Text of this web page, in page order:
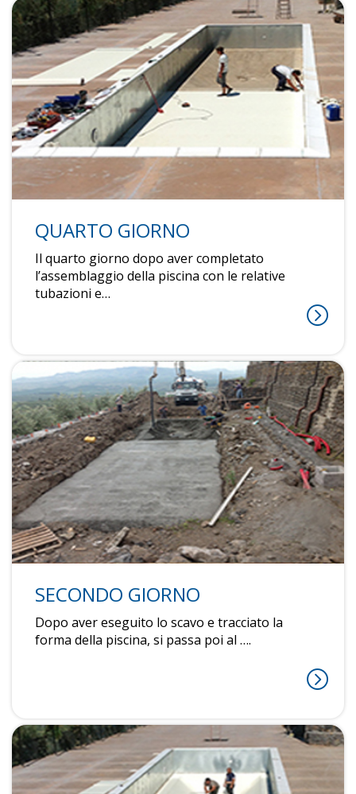
QUARTO GIORNO
Il quarto giorno dopo aver completato
l’assemblaggio della piscina con le relative
tubazioni e…
SECONDO GIORNO
Dopo aver eseguito lo scavo e tracciato la
forma della piscina, si passa poi al ….